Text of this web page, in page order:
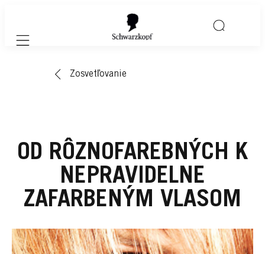
Mobile navigation
Zosvetľovanie
OD RÔZNOFAREBNÝCH K
NEPRAVIDELNE
ZAFARBENÝM VLASOM